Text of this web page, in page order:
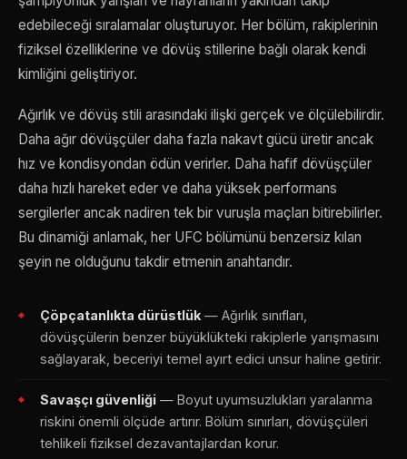
edebileceği sıralamalar oluşturuyor. Her bölüm, rakiplerinin
fiziksel özelliklerine ve dövüş stillerine bağlı olarak kendi
kimliğini geliştiriyor.
Ağırlık ve dövüş stili arasındaki ilişki gerçek ve ölçülebilirdir.
Daha ağır dövüşçüler daha fazla nakavt gücü üretir ancak
hız ve kondisyondan ödün verirler. Daha hafif dövüşçüler
daha hızlı hareket eder ve daha yüksek performans
sergilerler ancak nadiren tek bir vuruşla maçları bitirebilirler.
Bu dinamiği anlamak, her UFC bölümünü benzersiz kılan
şeyin ne olduğunu takdir etmenin anahtarıdır.
Çöpçatanlıkta dürüstlük — Ağırlık sınıfları,
dövüşçülerin benzer büyüklükteki rakiplerle yarışmasını
sağlayarak, beceriyi temel ayırt edici unsur haline getirir.
Savaşçı güvenliği — Boyut uyumsuzlukları yaralanma
riskini önemli ölçüde artırır. Bölüm sınırları, dövüşçüleri
tehlikeli fiziksel dezavantajlardan korur.